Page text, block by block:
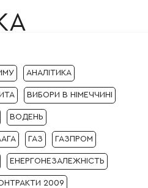
АНАЛІТИКА
ВИБОРИ В НІМЕЧЧИНІ
ВОДЕНЬ
ГАЗ ГАЗПРОМ
ЕНЕРГОНЕЗАЛЕЖНІСТЬ
2009